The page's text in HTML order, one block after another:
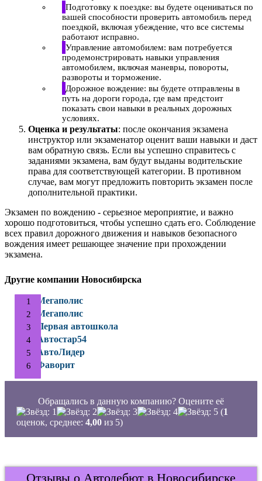
Подготовку к поездке: вы будете оцениваться по
вашей способности проверить автомобиль перед
поездкой, включая убеждение, что все системы
работают исправно.
Управление автомобилем: вам потребуется
продемонстрировать навыки управления
автомобилем, включая маневры, повороты,
развороты и торможение.
Дорожное вождение: вы будете отправлены в
путь на дороги города, где вам предстоит
показать свои навыки в реальных дорожных
условиях.
Оценка и результаты: после окончания экзамена
инструктор или экзаменатор оценит ваши навыки и даст
вам обратную связь. Если вы успешно справитесь с
заданиями экзамена, вам будут выданы водительские
права для соответствующей категории. В противном
случае, вам могут предложить повторить экзамен после
дополнительной практики.
Экзамен по вождению - серьезное мероприятие, и важно
хорошо подготовиться, чтобы успешно сдать его. Соблюдение
всех правил дорожного движения и навыков безопасного
вождения имеет решающее значение при прохождении
экзамена.
Другие компании Новосибирска
Мегаполис
Мегаполис
Первая автошкола
Автостар54
АвтоЛидер
Фаворит
Обращались в данную компанию? Оцените её
(1
оценок, среднее: 4,00 из 5)
Отзывы о Автодебют в Новосибирске